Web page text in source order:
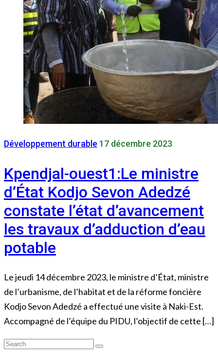
Développement durable 17 décembre 2023
Kpendjal-ouest1:Le ministre
d’État Kodjo Sevon Adedzé
constate l’état d’avancement
les travaux d’adduction d’eau
potable
Le jeudi 14 décembre 2023, le ministre d’État, ministre
de l’urbanisme, de l’habitat et de la réforme foncière
Kodjo Sevon Adedzé a effectué une visite à Naki-Est.
Accompagné de l’équipe du PIDU, l’objectif de cette […]
Search
Search